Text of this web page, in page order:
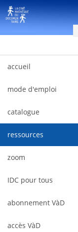
Hyppää sisältöön
accueil
mode d'emploi
catalogue
ressources
zoom
IDC pour tous
abonnement VàD
accès VàD